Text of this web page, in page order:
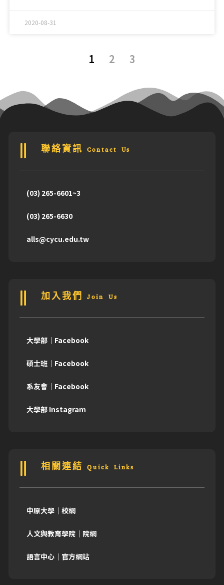
2020-08-31
1 2 3
聯絡資訊 Contact Us
(03) 265-6601~3
(03) 265-6630
alls@cycu.edu.tw
加入我們 Join Us
大學部｜Facebook
碩士班｜Facebook
系友會｜Facebook
大學部 Instagram
相關連結 Quick Links
中原大學｜校網
人文與教育學院｜院網
語言中心｜官方網站